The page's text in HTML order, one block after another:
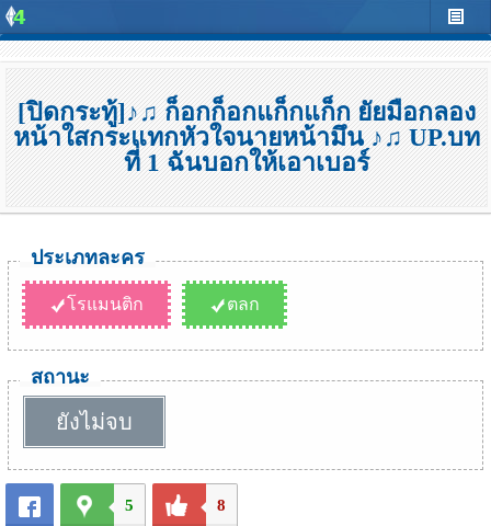
[ปิดกระทู้]♪♫ ก็อกก็อกแก็กแก็ก ยัยมือกลอง
หน้าใสกระแทกหัวใจนายหน้ามึน ♪♫ UP.บท
ที่ 1 ฉันบอกให้เอาเบอร์
ประเภทละคร
โรแมนติก ตลก
สถานะ
ยังไม่จบ
5 8